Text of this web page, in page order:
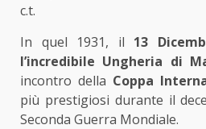
c.t.
In quel 1931, il 13
l’incredibile Ungheria di
incontro della Coppa
più prestigiosi durante il
Seconda Guerra Mondiale.